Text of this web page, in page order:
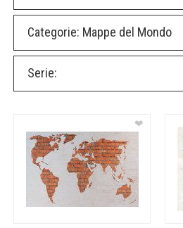
Categorie: Mappe del Mondo
Serie:
❤